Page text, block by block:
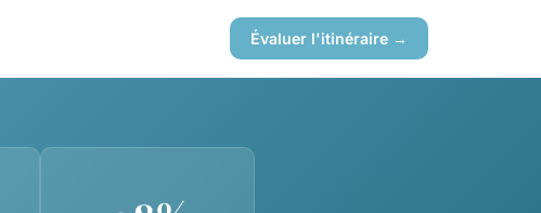
Évaluer l'itinéraire →